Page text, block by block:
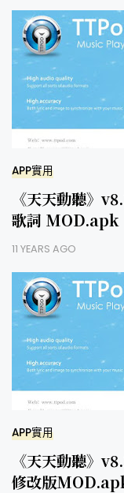
APP實用
《天天動聽》
歌詞 MOD.apk
11 YEARS AGO
APP實用
《天天動聽》
修改版